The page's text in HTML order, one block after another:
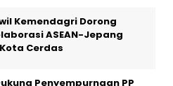
Kemendagri Dorong
ASEAN-Jepang
Cerdas
Penyempurnaan PP